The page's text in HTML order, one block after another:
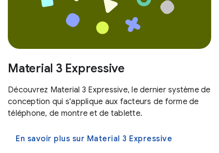
Material 3 Expressive
Découvrez Material 3 Expressive, le dernier système de
conception qui s'applique aux facteurs de forme de
téléphone, de montre et de tablette.
En savoir plus sur Material 3 Expressive